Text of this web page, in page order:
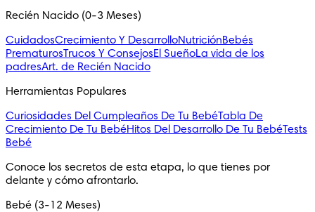
Recién Nacido (0-3 Meses)
CuidadosCrecimiento Y DesarrolloNutriciónBebés
PrematurosTrucos Y ConsejosEl SueñoLa vida de los
padresArt. de Recién Nacido
Herramientas Populares
Curiosidades Del Cumpleaños De Tu BebéTabla De
Crecimiento De Tu BebéHitos Del Desarrollo De Tu BebéTests
Bebé
Conoce los secretos de esta etapa, lo que tienes por
delante y cómo afrontarlo.
Bebé (3-12 Meses)